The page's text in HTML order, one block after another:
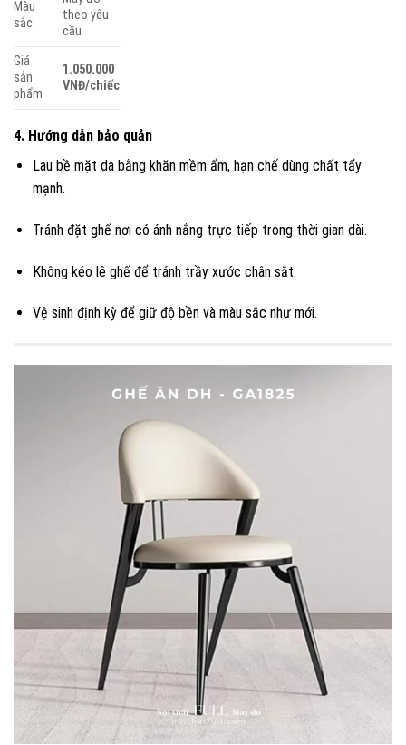
Màu
sắc
theo yêu
cầu
Giá
sản
phẩm
1.050.000
VNĐ/chiếc
4. Hướng dẫn bảo quản
Lau bề mặt da bằng khăn mềm ẩm, hạn chế dùng chất tẩy
mạnh.
Tránh đặt ghế nơi có ánh nắng trực tiếp trong thời gian dài.
Không kéo lê ghế để tránh trầy xước chân sắt.
Vệ sinh định kỳ để giữ độ bền và màu sắc như mới.